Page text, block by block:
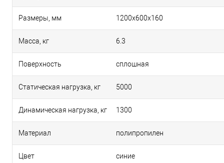
Размеры, мм 1200х600х160
Масса, кг 6.3
Поверхность сплошная
Статическая нагрузка, кг 5000
Динамическая нагрузка, кг 1300
Материал полипропилен
Цвет синие